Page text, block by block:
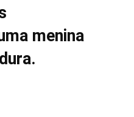
menina